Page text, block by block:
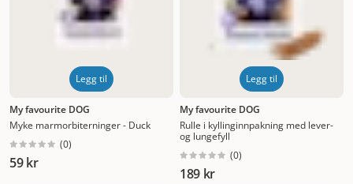
Legg til
My favourite DOG
Myke marmorbiterninger - Duck
(0)
59 kr
Legg til
My favourite DOG
Rulle i kyllinginnpakning med lever-
og lungefyll
(0)
189 kr